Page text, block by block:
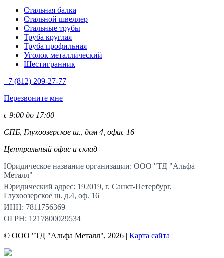
Стальная балка
Стальной швеллер
Стальные трубы
Труба круглая
Труба профильная
Уголок металлический
Шестигранник
+7 (812) 209-27-77
Перезвоните мне
с 9:00 до 17:00
СПБ, Глухоозерское ш., дом 4, офис 16
Центральный офис и склад
Юридическое название организации: ООО "ТД "Альфа
Металл"
Юридический адрес: 192019, г. Санкт-Петербург,
Глухоозерское ш. д.4, оф. 16
ИНН: 7811756369
ОГРН: 1217800029534
© ООО "ТД "Альфа Металл", 2026 | Карта сайта